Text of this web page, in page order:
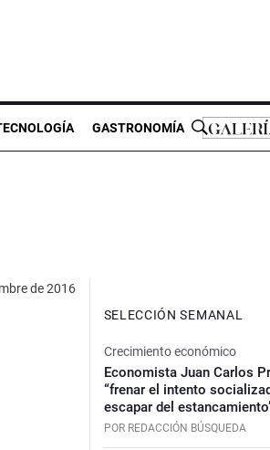
GASTRONOMÍA
de 2016
SELECCIÓN SEMANAL
Crecimiento económico
Economista Juan Carlos
“frenar el intento
escapar del
POR REDACCIÓN BÚSQUEDA